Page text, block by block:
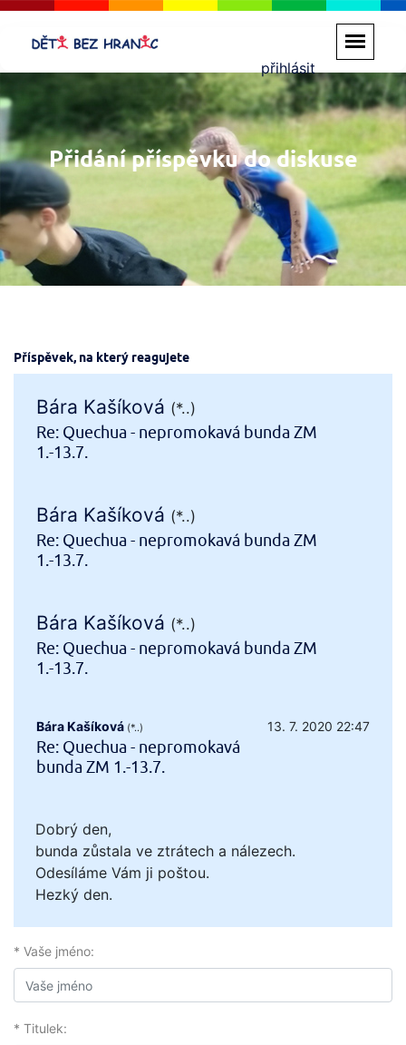
přihlásit
Přidání příspěvku do diskuse
Příspěvek, na který reagujete
Bára Kašíková (*..)
Re: Quechua - nepromokavá bunda ZM
1.-13.7.
Bára Kašíková (*..)
Re: Quechua - nepromokavá bunda ZM
1.-13.7.
Bára Kašíková (*..)
Re: Quechua - nepromokavá bunda ZM
1.-13.7.
Bára Kašíková (*..) 13. 7. 2020 22:47
Re: Quechua - nepromokavá
bunda ZM 1.-13.7.
Dobrý den,
bunda zůstala ve ztrátech a nálezech.
Odesíláme Vám ji poštou.
Hezký den.
* Vaše jméno:
* Titulek: